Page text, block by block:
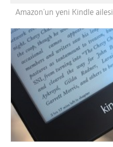
Amazon’un yeni Kindle ailesi